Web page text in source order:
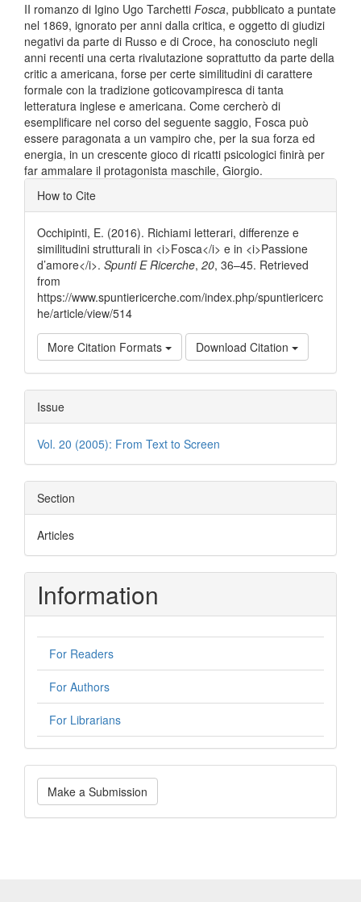
II romanzo di Igino Ugo Tarchetti Fosca, pubblicato a puntate
nel 1869, ignorato per anni dalla critica, e oggetto di giudizi
negativi da parte di Russo e di Croce, ha conosciuto negli
anni recenti una certa rivalutazione soprattutto da parte della
critic a americana, forse per certe similitudini di carattere
formale con la tradizione goticovampiresca di tanta
letteratura inglese e americana. Come cercherò di
esemplificare nel corso del seguente saggio, Fosca può
essere paragonata a un vampiro che, per la sua forza ed
energia, in un crescente gioco di ricatti psicologici finirà per
far ammalare il protagonista maschile, Giorgio.
Article
Details
How to Cite
Occhipinti, E. (2016). Richiami letterari, differenze e
similitudini strutturali in <i>Fosca</i> e in <i>Passione
d’amore</i>. Spunti E Ricerche, 20, 36–45. Retrieved
from
https://www.spuntiericerche.com/index.php/spuntiericerc
he/article/view/514
More Citation Formats Download Citation
Issue
Vol. 20 (2005): From Text to Screen
Section
Articles
Information
For Readers
For Authors
For Librarians
Make
a Make a Submission